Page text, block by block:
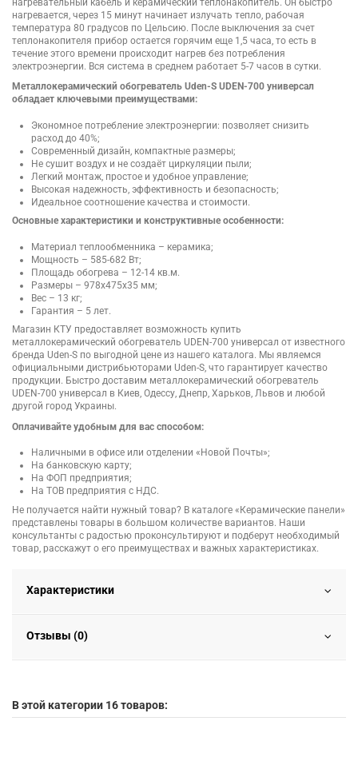
нагревается, через 15 минут начинает излучать тепло, рабочая
температура 80 градусов по Цельсию. После выключения за счет
теплонакопителя прибор остается горячим еще 1,5 часа, то есть в
течение этого времени происходит нагрев без потребления
электроэнергии. Вся система в среднем работает 5-7 часов в сутки.
Металлокерамический обогреватель Uden-S UDEN-700 универсал
обладает ключевыми преимуществами:
Экономное потребление электроэнергии: позволяет снизить
расход до 40%;
Современный дизайн, компактные размеры;
Не сушит воздух и не создаёт циркуляции пыли;
Легкий монтаж, простое и удобное управление;
Высокая надежность, эффективность и безопасность;
Идеальное соотношение качества и стоимости.
Основные характеристики и конструктивные особенности:
Материал теплообменника – керамика;
Мощность – 585-682 Вт;
Площадь обогрева – 12-14 кв.м.
Размеры – 978х475х35 мм;
Вес – 13 кг;
Гарантия – 5 лет.
Магазин КТУ предоставляет возможность купить
металлокерамический обогреватель UDEN-700 универсал от известного
бренда Uden-S по выгодной цене из нашего каталога. Мы являемся
официальными дистрибьюторами Uden-S, что гарантирует качество
продукции. Быстро доставим металлокерамический обогреватель
UDEN-700 универсал в Киев, Одессу, Днепр, Харьков, Львов и любой
другой город Украины.
Оплачивайте удобным для вас способом:
Наличными в офисе или отделении «Новой Почты»;
На банковскую карту;
На ФОП предприятия;
На ТОВ предприятия с НДС.
Не получается найти нужный товар? В каталоге «Керамические панели»
представлены товары в большом количестве вариантов. Наши
консультанты с радостью проконсультируют и подберут необходимый
товар, расскажут о его преимуществах и важных характеристиках.
Характеристики
Отзывы (0)
В этой категории 16 товаров: